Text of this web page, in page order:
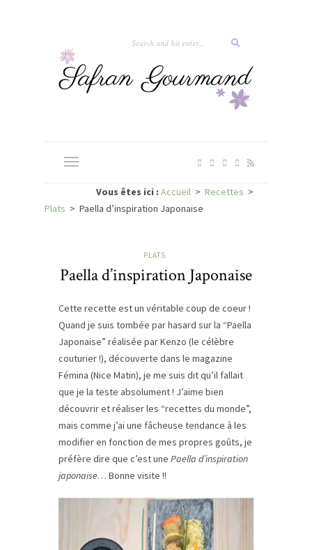
Vous êtes ici : Accueil >Recettes >
Plats > Paella d’inspiration Japonaise
PLATS
Paella d’inspiration Japonaise
Cette recette est un véritable coup de coeur !
Quand je suis tombée par hasard sur la “Paella
Japonaise” réalisée par Kenzo (le célèbre
couturier !), découverte dans le magazine
Fémina (Nice Matin), je me suis dit qu’il fallait
que je la teste absolument ! J’aime bien
découvrir et réaliser les “recettes du monde”,
mais comme j’ai une fâcheuse tendance à les
modifier en fonction de mes propres goûts, je
préfère dire que c’est une Paella d’inspiration
japonaise… Bonne visite !!